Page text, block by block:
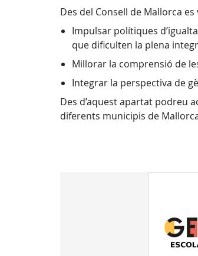
Des del Consell de Mallorca es
Impulsar polítiques
que dificulten la plena
Millorar la comprensió de
Integrar la perspectiva de
Des d’aquest apartat podreu
diferents municipis de